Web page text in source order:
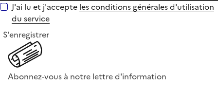
J'ai lu et j'accepte les conditions générales d'utilisation
du service
S'enregistrer
Abonnez-vous à notre lettre d'information